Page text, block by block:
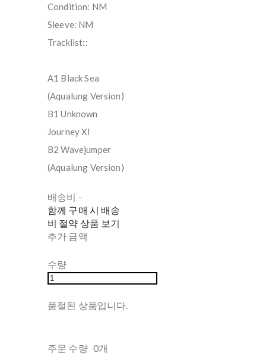
Condition: NM
Sleeve: NM
Tracklist::
A1 Black Sea
(Aqualung Version)
B1 Unknown
Journey XI
B2 Wavejumper
(Aqualung Version)
배송비 -
함께 구매 시 배송
비 절약 상품 보기
추가 금액
수량
품절된 상품입니다.
주문 수량 0개